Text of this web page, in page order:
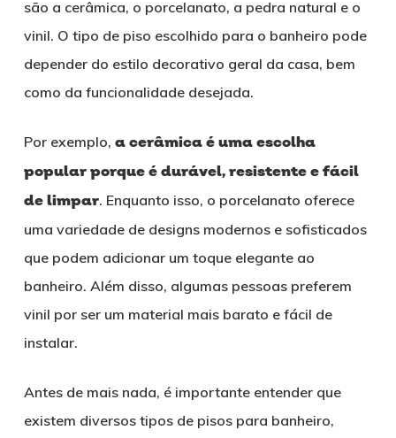
são a cerâmica, o porcelanato, a pedra natural e o
vinil. O tipo de piso escolhido para o banheiro pode
depender do estilo decorativo geral da casa, bem
como da funcionalidade desejada.
Por exemplo, a cerâmica é uma escolha
popular porque é durável, resistente e fácil
de limpar. Enquanto isso, o porcelanato oferece
uma variedade de designs modernos e sofisticados
que podem adicionar um toque elegante ao
banheiro. Além disso, algumas pessoas preferem
vinil por ser um material mais barato e fácil de
instalar.
Antes de mais nada, é importante entender que
existem diversos tipos de pisos para banheiro,